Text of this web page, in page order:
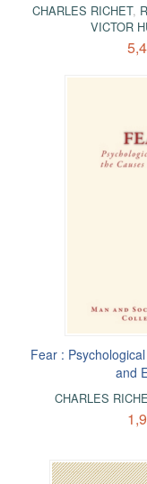
CHARLES RICHET,
VICTOR
Fear :
and
CHARLES